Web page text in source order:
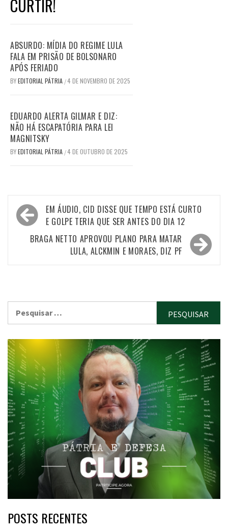
CURTIR!
ABSURDO: MÍDIA DO REGIME LULA
FALA EM PRISÃO DE BOLSONARO
APÓS FERIADO
BYEDITORIAL PÁTRIA /4 DE NOVEMBRO DE 2025
EDUARDO ALERTA GILMAR E DIZ:
NÃO HÁ ESCAPATÓRIA PARA LEI
MAGNITSKY
BYEDITORIAL PÁTRIA /4 DE OUTUBRO DE 2025
Navegação
de
Post
EM ÁUDIO, CID DISSE QUE TEMPO ESTÁ CURTO
E GOLPE TERIA QUE SER ANTES DO DIA 12
BRAGA NETTO APROVOU PLANO PARA MATAR
LULA, ALCKMIN E MORAES, DIZ PF
POSTS RECENTES